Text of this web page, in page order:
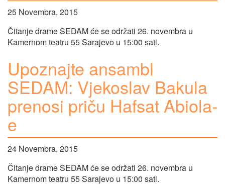
25 Novembra, 2015
Čitanje drame SEDAM će se održati 26. novembra u
Kamernom teatru 55 Sarajevo u 15:00 sati.
Upoznajte ansambl
SEDAM: Vjekoslav Bakula
prenosi priču Hafsat Abiola-
e
24 Novembra, 2015
Čitanje drame SEDAM će se održati 26. novembra u
Kamernom teatru 55 Sarajevo u 15:00 sati.